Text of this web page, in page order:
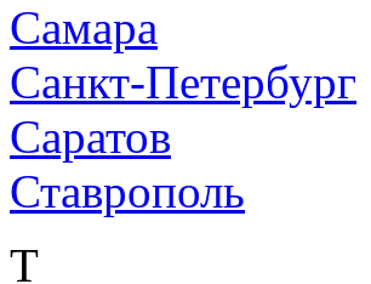
Самара
Санкт-Петербург
Саратов
Ставрополь
Т